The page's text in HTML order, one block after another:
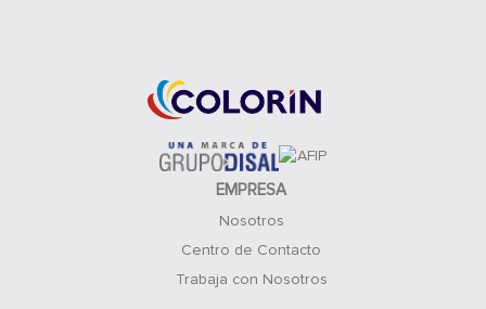
EMPRESA
Nosotros
Centro de Contacto
Trabaja con Nosotros